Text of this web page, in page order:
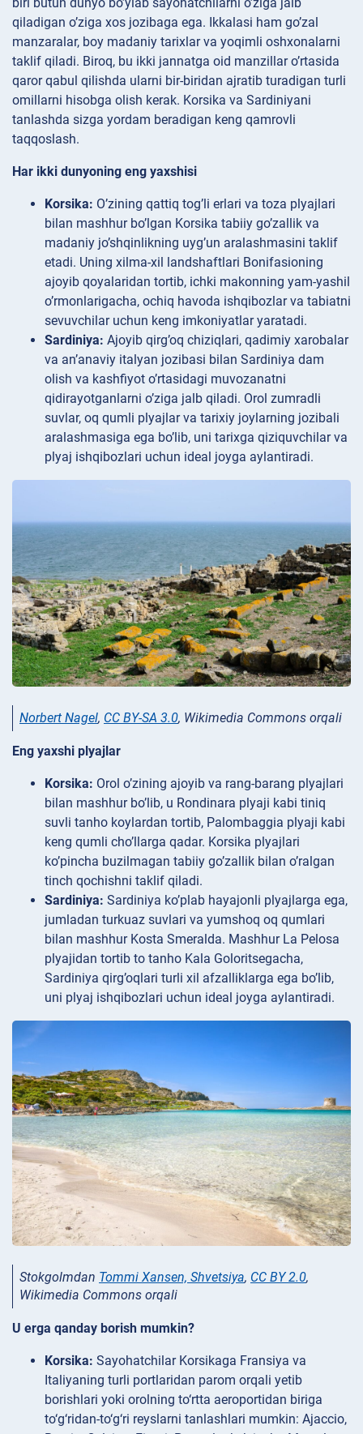
qiladigan o’ziga xos jozibaga ega. Ikkalasi ham go’zal
manzaralar, boy madaniy tarixlar va yoqimli oshxonalarni
taklif qiladi. Biroq, bu ikki jannatga oid manzillar o’rtasida
qaror qabul qilishda ularni bir-biridan ajratib turadigan turli
omillarni hisobga olish kerak. Korsika va Sardiniyani
tanlashda sizga yordam beradigan keng qamrovli
taqqoslash.
Har ikki dunyoning eng yaxshisi
Korsika: O’zining qattiq tog’li erlari va toza plyajlari
bilan mashhur bo’lgan Korsika tabiiy go’zallik va
madaniy jo’shqinlikning uyg’un aralashmasini taklif
etadi. Uning xilma-xil landshaftlari Bonifasioning
ajoyib qoyalaridan tortib, ichki makonning yam-yashil
o’rmonlarigacha, ochiq havoda ishqibozlar va tabiatni
sevuvchilar uchun keng imkoniyatlar yaratadi.
Sardiniya: Ajoyib qirg’oq chiziqlari, qadimiy xarobalar
va an’anaviy italyan jozibasi bilan Sardiniya dam
olish va kashfiyot o’rtasidagi muvozanatni
qidirayotganlarni o’ziga jalb qiladi. Orol zumradli
suvlar, oq qumli plyajlar va tarixiy joylarning jozibali
aralashmasiga ega bo’lib, uni tarixga qiziquvchilar va
plyaj ishqibozlari uchun ideal joyga aylantiradi.
Norbert Nagel, CC BY-SA 3.0, Wikimedia Commons orqali
Eng yaxshi plyajlar
Korsika: Orol o’zining ajoyib va rang-barang plyajlari
bilan mashhur bo’lib, u Rondinara plyaji kabi tiniq
suvli tanho koylardan tortib, Palombaggia plyaji kabi
keng qumli cho’llarga qadar. Korsika plyajlari
ko’pincha buzilmagan tabiiy go’zallik bilan o’ralgan
tinch qochishni taklif qiladi.
Sardiniya: Sardiniya ko’plab hayajonli plyajlarga ega,
jumladan turkuaz suvlari va yumshoq oq qumlari
bilan mashhur Kosta Smeralda. Mashhur La Pelosa
plyajidan tortib to tanho Kala Goloritsegacha,
Sardiniya qirg’oqlari turli xil afzalliklarga ega bo’lib,
uni plyaj ishqibozlari uchun ideal joyga aylantiradi.
Stokgolmdan Tommi Xansen, Shvetsiya, CC BY 2.0,
Wikimedia Commons orqali
U erga qanday borish mumkin?
Korsika: Sayohatchilar Korsikaga Fransiya va
Italiyaning turli portlaridan parom orqali yetib
borishlari yoki orolning to‘rtta aeroportidan biriga
to‘g‘ridan-to‘g‘ri reyslarni tanlashlari mumkin: Ajaccio,